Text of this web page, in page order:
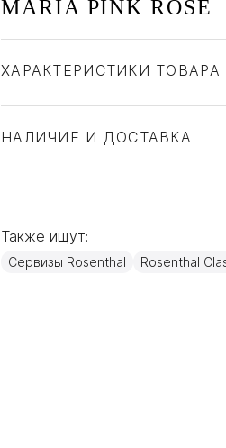
MARIA PINK ROSE
ХАРАКТЕРИСТИКИ ТОВАРА
Материал
Стекло,
НАЛИЧИЕ И ДОСТАВКА
Также ищут:
Сервизы Rosenthal Rosenthal